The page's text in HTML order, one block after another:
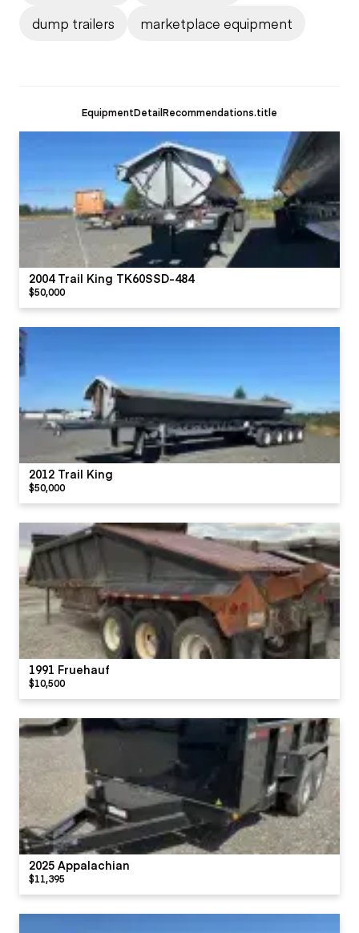
dump trailers
marketplace equipment
EquipmentDetailRecommendations.title
2004 Trail King TK60SSD-484
$50,000
2012 Trail King
$50,000
1991 Fruehauf
$10,500
2025 Appalachian
$11,395